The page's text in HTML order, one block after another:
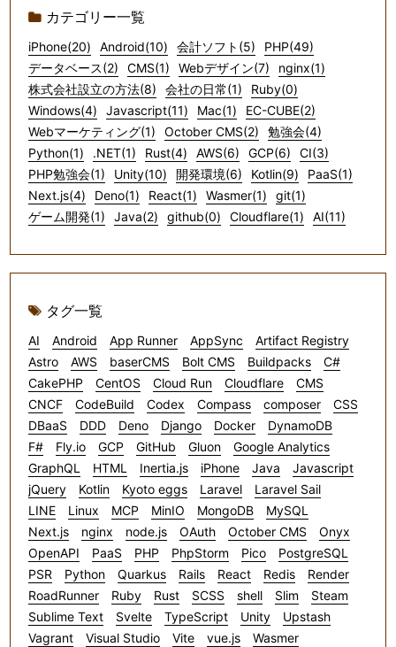
カテゴリー一覧
iPhone(20) Android(10) 会計ソフト(5)
PHP(49)
データベース(2)
CMS(1) Webデザイン(7)
nginx(1)
株式会社設立の方法(8)
会社の日常(1)
Ruby(0)
Windows(4)
Javascript(11) Mac(1)
EC-CUBE(2)
Webマーケティング(1)
October CMS(2)
勉強会(4)
Python(1)
.NET(1) Rust(4) AWS(6) GCP(6)
CI(3)
PHP勉強会(1)
Unity(10) 開発環境(6) Kotlin(9)
PaaS(1)
Next.js(4)
Deno(1) React(1) Wasmer(1)
git(1)
ゲーム開発(1)
Java(2) github(0) Cloudflare(1) AI(11)
タグ一覧
AI Android App Runner AppSync
Artifact Registry
Astro
AWS baserCMS Bolt CMS Buildpacks
C#
CakePHP
CentOS Cloud Run Cloudflare
CMS
CNCF
CodeBuild Codex Compass composer
CSS
DBaaS
DDD Deno Django Docker
DynamoDB
F#
Fly.io GCP GitHub Gluon
Google Analytics
GraphQL
HTML Inertia.js iPhone Java
Javascript
jQuery
Kotlin Kyoto eggs Laravel
Laravel Sail
LINE
Linux MCP MinIO MongoDB
MySQL
Next.js
nginx node.js OAuth October CMS
Onyx
OpenAPI
PaaS PHP PhpStorm Pico
PostgreSQL
PSR
Python Quarkus Rails React Redis
Render
RoadRunner
Ruby Rust SCSS shell Slim
Steam
Sublime Text
Svelte TypeScript Unity
Upstash
Vagrant
Visual Studio Vite vue.js
Wasmer